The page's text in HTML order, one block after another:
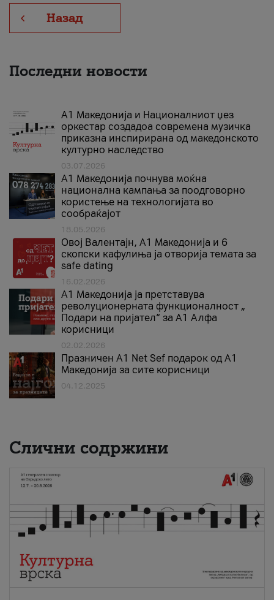
Назад
Последни новости
А1 Македонија и Националниот џез
оркестар создадоа современа музичка
приказна инспирирана од македонското
културно наследство
03.07.2026
A1 Македонија почнува моќна
национална кампања за поодговорно
користење на технологијата во
сообраќајот
18.05.2026
Овој Валентајн, A1 Македонија и 6
скопски кафулиња ја отворија темата за
safe dating
16.02.2026
А1 Македонија ја претставува
револуционерната функционалност „
Подари на пријател“ за А1 Алфа
корисници
02.02.2026
Празничен A1 Net Sеf подарок од А1
Македонија за сите корисници
04.12.2025
Слични содржини